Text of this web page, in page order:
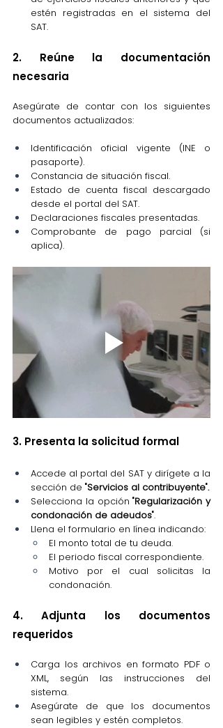
estén registradas en el sistema del
SAT.
2. Reúne la documentación
necesaria
Asegúrate de contar con los siguientes
documentos actualizados:
Identificación oficial vigente (INE o
pasaporte).
Constancia de situación fiscal.
Estado de cuenta fiscal descargado
desde el portal del SAT.
Declaraciones fiscales presentadas.
Comprobante de pago parcial (si
aplica).
3. Presenta la solicitud formal
Accede al portal del SAT y dirígete a la
sección de "Servicios al contribuyente".
Selecciona la opción "Regularización y
condonación de adeudos".
Llena el formulario en línea indicando:
El monto total de tu deuda.
El periodo fiscal correspondiente.
Motivo por el cual solicitas la
condonación.
4. Adjunta los documentos
requeridos
Carga los archivos en formato PDF o
XML, según las instrucciones del
sistema.
Asegúrate de que los documentos
sean legibles y estén completos.